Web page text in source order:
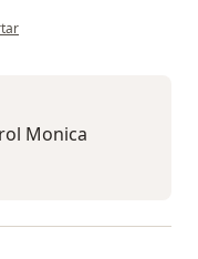
del usuario Monica
Monica